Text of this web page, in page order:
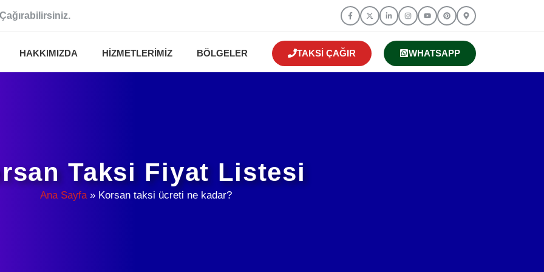
HAKKIMIZDA HIZMETLERIMIZ BÖLGELER TAKSI ÇAĞIR WHATSAPP
Taksi Fiyat Listesi
Ana Sayfa» Korsan taksi ücreti ne kadar?